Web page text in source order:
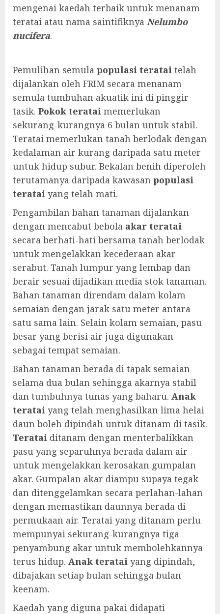
mengenai kaedah terbaik untuk menanam
teratai atau nama saintifiknya Nelumbo
nucifera.
Pemulihan semula populasi teratai telah
dijalankan oleh FRIM secara menanam
semula tumbuhan akuatik ini di pinggir
tasik. Pokok teratai memerlukan
sekurang-kurangnya 6 bulan untuk stabil.
Teratai memerlukan tanah berlodak dengan
kedalaman air kurang daripada satu meter
untuk hidup subur. Bekalan benih diperoleh
terutamanya daripada kawasan populasi
teratai yang telah mati.
Pengambilan bahan tanaman dijalankan
dengan mencabut bebola akar teratai
secara berhati-hati bersama tanah berlodak
untuk mengelakkan kecederaan akar
serabut. Tanah lumpur yang lembap dan
berair sesuai dijadikan media stok tanaman.
Bahan tanaman direndam dalam kolam
semaian dengan jarak satu meter antara
satu sama lain. Selain kolam semaian, pasu
besar yang berisi air juga digunakan
sebagai tempat semaian.
Bahan tanaman berada di tapak semaian
selama dua bulan sehingga akarnya stabil
dan tumbuhnya tunas yang baharu. Anak
teratai yang telah menghasilkan lima helai
daun boleh dipindah untuk ditanam di tasik.
Teratai ditanam dengan menterbalikkan
pasu yang separuhnya berada dalam air
untuk mengelakkan kerosakan gumpalan
akar. Gumpalan akar diampu supaya tegak
dan ditenggelamkan secara perlahan-lahan
dengan memastikan daunnya berada di
permukaan air. Teratai yang ditanam perlu
mempunyai sekurang-kurangnya tiga
penyambung akar untuk membolehkannya
terus hidup. Anak teratai yang dipindah,
dibajakan setiap bulan sehingga bulan
keenam.
Kaedah yang diguna pakai didapati